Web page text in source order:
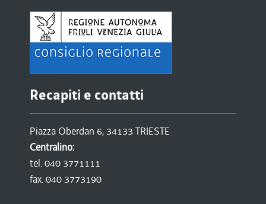
Recapiti e contatti
Piazza Oberdan 6, 34133 TRIESTE
Centralino:
tel. 040 3771111
fax. 040 3773190